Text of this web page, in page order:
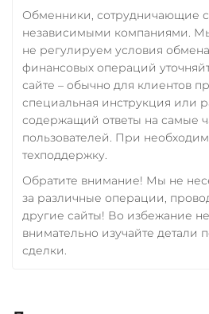
Обменники, сотрудничающие с
независимыми компаниями.
не регулируем условия
финансовых операций
сайте – обычно для клиентов
специальная инструкция или
содержащий ответы на самые
пользователей. При
техподдержку.
Обратите внимание! Мы не
за различные операции,
другие сайты! Во избежание
внимательно изучайте детали
сделки.